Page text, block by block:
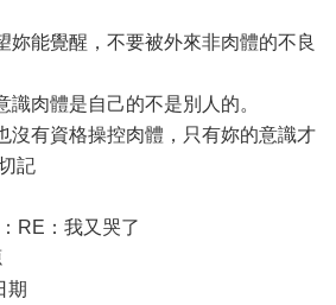
妳能覺醒，不要被外來非肉體的不良
肉體是自己的不是別人的。
沒有資格操控肉體，只有妳的意識才
記
RE：我又哭了
期